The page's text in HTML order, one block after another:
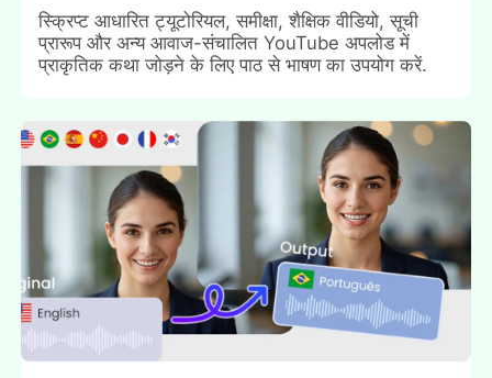
स्क्रिप्ट आधारित ट्यूटोरियल, समीक्षा, शैक्षिक वीडियो, सूची
प्रारूप और अन्य आवाज-संचालित YouTube अपलोड में
प्राकृतिक कथा जोड़ने के लिए पाठ से भाषण का उपयोग करें.